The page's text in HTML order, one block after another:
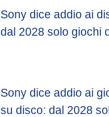
Sony dice addio ai
dal 2028 solo giochi
Sony dice addio ai
su disco: dal 2028